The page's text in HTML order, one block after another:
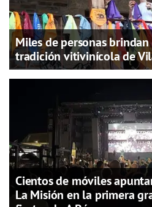
Miles de personas
tradición vitivinícola de
Cientos de móviles
La Misión en la primera